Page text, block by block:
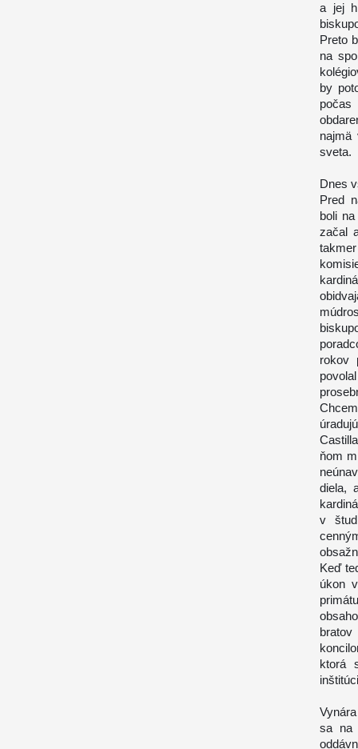
a jej
Preto
na
by
počas
najmä
sveta.
Dnes
Pred
boli
začal
rokov
ňom
diela,
v
Keď
úkon
ktorá
sa na